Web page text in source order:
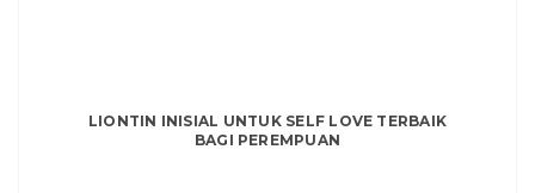
LIONTIN INISIAL UNTUK SELF LOVE TERBAIK
BAGI PEREMPUAN